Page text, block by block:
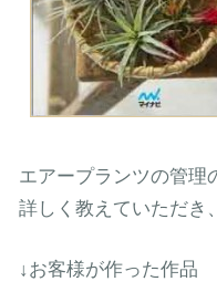
エアープランツの管理
詳しく教えていただき
↓お客様が作った作品